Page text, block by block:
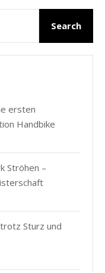
ersten
Handbike
Ströhen –
Sturz und